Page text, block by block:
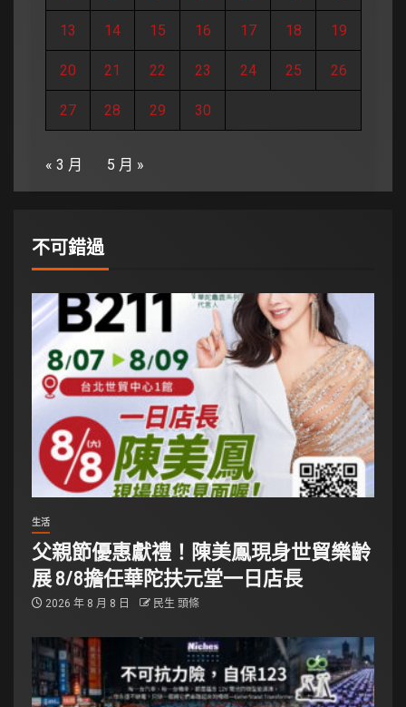
13 14 15 16 17 18 19
20 21 22 23 24 25 26
27 28 29 30
« 3 月 5 月 »
不可錯過
生活
父親節優惠獻禮！陳美鳳現身世貿樂齡
展 8/8擔任華陀扶元堂一日店長
2026 年 8 月 8 日 民生 頭條